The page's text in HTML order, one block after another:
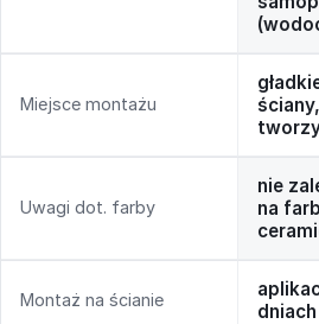
Miejsce montażu
Uwagi dot. farby
nie
na
Montaż na ścianie